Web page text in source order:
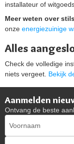
installateur of
Meer weten over
onze energiezuinige
Alles
Check de volledige
niets vergeet. Bekijk
Aanmelden
Ontvang de beste